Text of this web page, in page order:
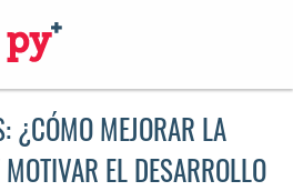
¿CÓMO MEJORAR LA
EL DESARROLLO